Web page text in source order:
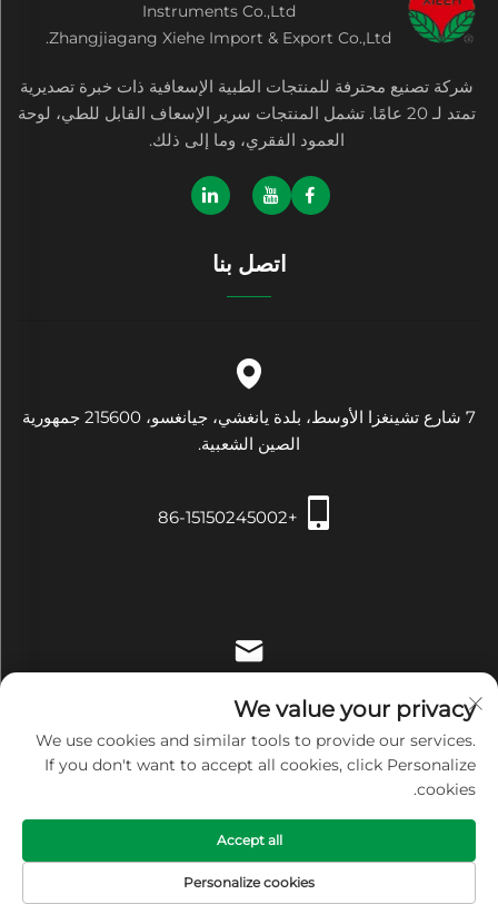
Instruments Co.,Ltd
Zhangjiagang Xiehe Import & Export Co.,Ltd.
شركة تصنيع محترفة للمنتجات الطبية الإسعافية ذات خبرة تصديرية
تمتد لـ 20 عامًا. تشمل المنتجات سرير الإسعاف القابل للطي، لوحة
العمود الفقري، وما إلى ذلك.
اتصل بنا
7 شارع تشينغزا الأوسط، بلدة يانغشي، جيانغسو، 215600 جمهورية
الصين الشعبية.
+86-15150245002
حقوق النشر © شركة Zhangjiagang Xiehe للتجهيزات والأدوات
الطبية المحدودة. جميع الحقوق محفوظة -
We value your privacy
We use cookies and similar tools to provide our services.
If you don't want to accept all cookies, click Personalize
cookies.
Personalize cookies
Accept all